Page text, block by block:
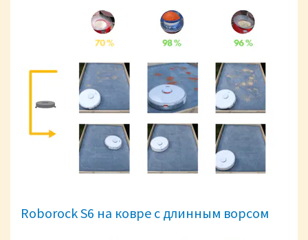
Roborock S6 на ковре с длинным ворсом